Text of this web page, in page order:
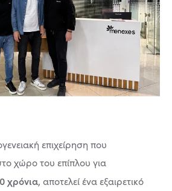
επιχείρηση που
χώρο του επίπλου για
χρόνια, αποτελεί ένα εξαιρετικό